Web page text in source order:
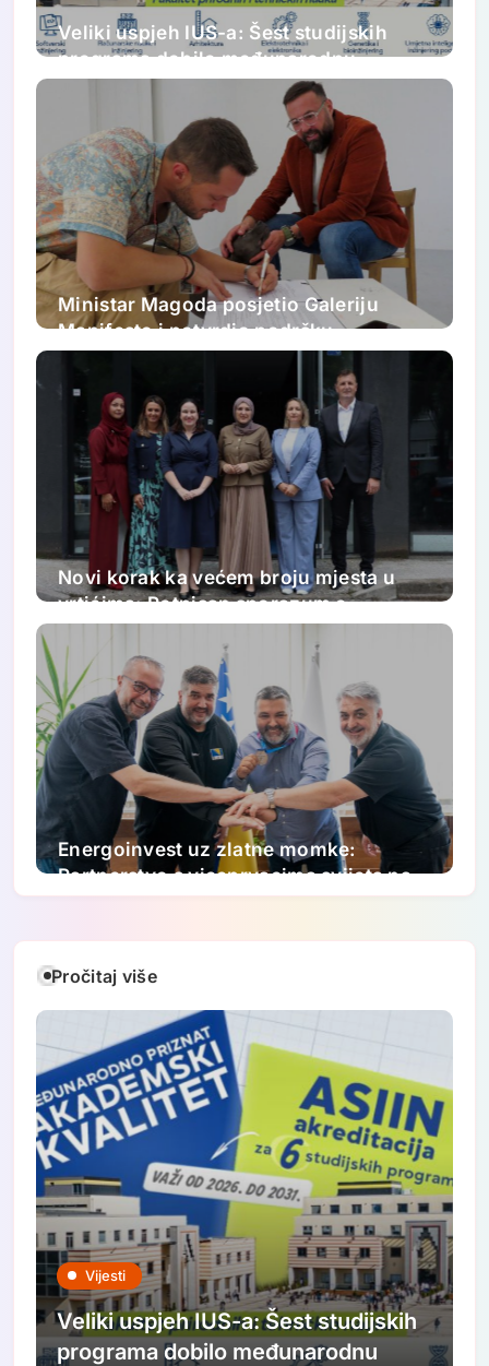
Veliki uspjeh IUS-a: Šest studijskih
programa dobilo međunarodnu
akreditaciju
Ministar Magoda posjetio Galeriju
Manifesto i potvrdio podršku
ovogodišnjem FASADA festivalu:
Nastavljamo ulagati u savremenu
umjetnost
Novi korak ka većem broju mjesta u
vrtićima: Potpisan sporazum o
proširenju kapaciteta JU „Djeca
Sarajeva“
Energoinvest uz zlatne momke:
Partnerstvo s viceprvacima svijeta na
putu ka Paraolimpijskim igrama 2028.
Pročitaj više
Vijesti
Veliki uspjeh IUS-a: Šest studijskih
programa dobilo međunarodnu